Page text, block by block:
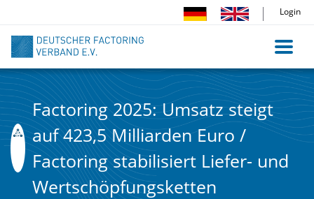
Inhalt
Login
Factoring 2025: Umsatz steigt
auf 423,5 Milliarden Euro /
Factoring stabilisiert Liefer- und
Wertschöpfungsketten